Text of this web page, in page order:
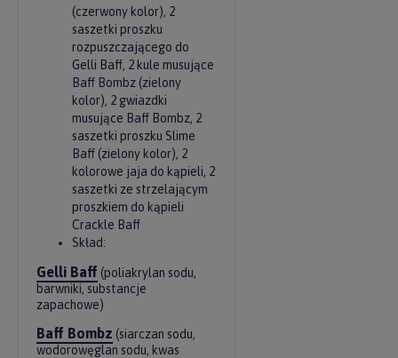
(czerwony kolor), 2
saszetki proszku
rozpuszczającego do
Gelli Baff, 2 kule musujące
Baff Bombz (zielony
kolor), 2 gwiazdki
musujące Baff Bombz, 2
saszetki proszku Slime
Baff (zielony kolor), 2
kolorowe jaja do kąpieli, 2
saszetki ze strzelającym
proszkiem do kąpieli
Crackle Baff
Skład:
Gelli Baff (poliakrylan sodu,
barwniki, substancje
zapachowe)
Baff Bombz (siarczan sodu,
wodorowęglan sodu, kwas